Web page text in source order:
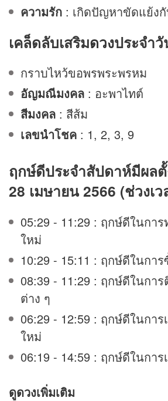
ความรัก : เกิดปัญหาขัดแย้ง
เคล็ดลับเสริมดวงประจำ
กราบไหว้ขอพรพระพรหม
อัญมณีมงคล : อะพาไทต์
สีมงคล : สีส้ม
เลขนำโชค : 1, 2, 3, 9
ฤกษ์ดีประจำสัปดาห์มีผล
28 เมษายน 2566 (ช่วงเ
05:29 - 11:29 : ฤกษ์ดีในกา
ใหม่
10:29 - 15:11 : ฤกษ์ดีในกา
08:39 - 11:29 : ฤกษ์ดีในกา
ต่าง ๆ
06:29 - 12:59 : ฤกษ์ดีในการ
ใหม่
06:19 - 14:59 : ฤกษ์ดีในกา
ดูดวงเพิ่มเติม